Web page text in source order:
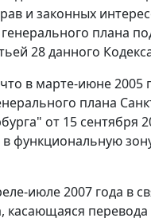
и законных
плана
28 данного
в марте-июне
плана
от 15
функциональную
июле 2007 года в